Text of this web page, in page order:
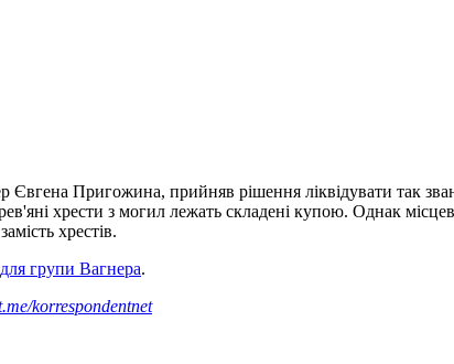
Пригожина, прийняв рішення ліквідувати так
хрести з могил лежать складені купою. Однак
хрестів.
групи Вагнера.
korrespondentnet